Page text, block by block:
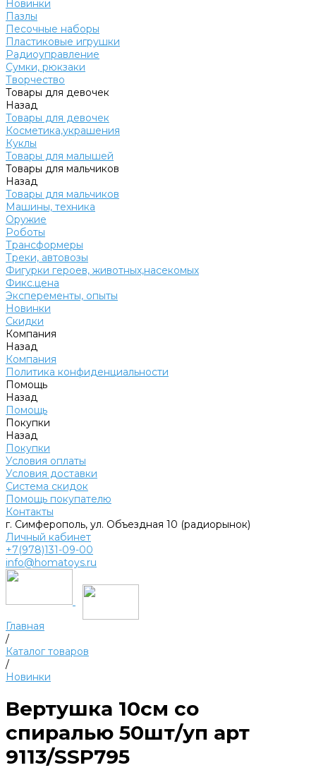
Новинки
Пазлы
Песочные наборы
Пластиковые игрушки
Радиоуправление
Сумки, рюкзаки
Творчество
Товары для девочек
Назад
Товары для девочек
Косметика,украшения
Куклы
Товары для малышей
Товары для мальчиков
Назад
Товары для мальчиков
Машины, техника
Оружие
Роботы
Трансформеры
Треки, автовозы
Фигурки героев, животных,насекомых
Фикс.цена
Эксперементы, опыты
Новинки
Скидки
Компания
Назад
Компания
Политика конфиденциальности
Помощь
Назад
Помощь
Покупки
Назад
Покупки
Условия оплаты
Условия доставки
Система скидок
Помощь покупателю
Контакты
г. Симферополь, ул. Объездная 10 (радиорынок)
Личный кабинет
+7(978)131-09-00
info@homatoys.ru
Главная
/
Каталог товаров
/
Новинки
Вертушка 10см со
спиралью 50шт/уп арт
9113/SSP795